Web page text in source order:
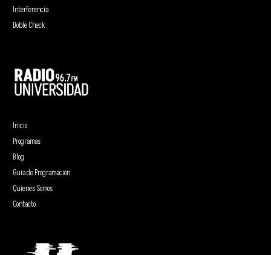
Interferencia
Doble Check
Inicio
Programas
Blog
Guía de Programación
Quienes Somos
Contacto